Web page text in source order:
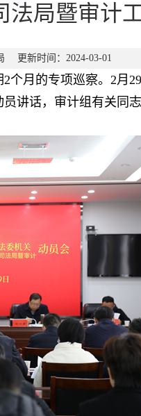
法局暨审计
更新时间：2024-03-01
月的专项巡察。2月
讲话，审计组有关同